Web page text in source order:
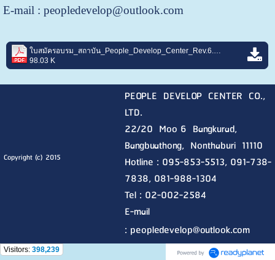
E-mail : peopledevelop@outlook.com
ใบสมัครอบรม_สถาบัน_People_Develop_Center_Rev.6.pdf
98.03 K
Copyright (c) 2015
PEOPLE DEVELOP CENTER CO.,
LTD.
22/20 Moo 6 Bangkurad,
Bangbuathong, Nonthaburi 11110
Hotline : 095-853-5513, 091-738-
7838, 081-988-1304
Tel : 02-002-2584
E-mail
: peopledevelop@outlook.com
Visitors: 398,239